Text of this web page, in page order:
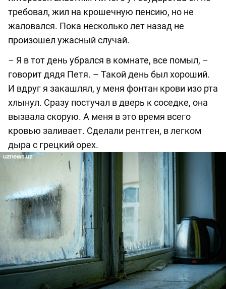
требовал, жил на крошечную пенсию, но не
жаловался. Пока несколько лет назад не
произошел ужасный случай.
– Я в тот день убрался в комнате, все помыл, –
говорит дядя Петя. – Такой день был хороший.
И вдруг я закашлял, у меня фонтан крови изо рта
хлынул. Сразу постучал в дверь к соседке, она
вызвала скорую. А меня в это время всего
кровью заливает. Сделали рентген, в легком
дыра с грецкий орех.